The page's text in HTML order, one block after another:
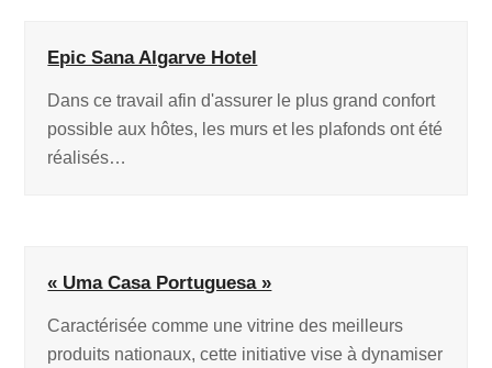
Epic Sana Algarve Hotel
Dans ce travail afin d'assurer le plus grand confort
possible aux hôtes, les murs et les plafonds ont été
réalisés…
« Uma Casa Portuguesa »
Caractérisée comme une vitrine des meilleurs
produits nationaux, cette initiative vise à dynamiser